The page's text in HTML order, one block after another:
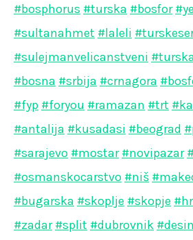
#bosphorus #turska #bosfor
#sultanahmet #laleli
#sulejmanvelicanstveni
#bosna #srbija #crnagora
#fyp #foryou #ramazan #trt
#antalija #kusadasi #beograd
#sarajevo #mostar #novipazar
#osmanskocarstvo #niš
#bugarska #skoplje #skopje
#zadar #split #dubrovnik